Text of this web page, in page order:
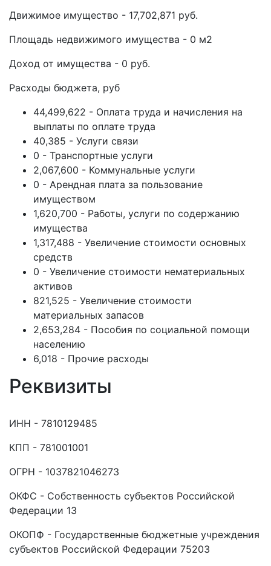
Движимое имущество - 17,702,871 руб.
Площадь недвижимого имущества - 0 м2
Доход от имущества - 0 руб.
Расходы бюджета, руб
44,499,622 - Оплата труда и начисления на
выплаты по оплате труда
40,385 - Услуги связи
0 - Транспортные услуги
2,067,600 - Коммунальные услуги
0 - Арендная плата за пользование
имуществом
1,620,700 - Работы, услуги по содержанию
имущества
1,317,488 - Увеличение стоимости основных
средств
0 - Увеличение стоимости нематериальных
активов
821,525 - Увеличение стоимости
материальных запасов
2,653,284 - Пособия по социальной помощи
населению
6,018 - Прочие расходы
Реквизиты
ИНН - 7810129485
КПП - 781001001
ОГРН - 1037821046273
ОКФС - Собственность субъектов Российской
Федерации 13
ОКОПФ - Государственные бюджетные учреждения
субъектов Российской Федерации 75203